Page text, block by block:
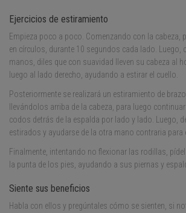
Ejercicios de estiramiento
Empieza poco a poco. Comenzando con la cabeza,
en círculos, durante 10 segundos cada lado. Luego,
manos, diles que con suavidad lleven su cabeza al
luego al lado derecho, ayudando a estirar el cuello.
Posteriormente se realizará un estiramiento de
llevándolos arriba de la cabeza, para luego
codos detrás de la espalda por lado y lado. Luego,
estirados y ayudarse de la otra mano contraria para
Finalmente, intentando no flexionar las rodillas,
la punta de los pies, ayudando a sus piernas y
Siente sus beneficios
Habla con ellos y pregúntales cómo se sienten, si